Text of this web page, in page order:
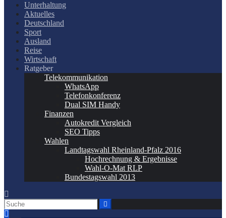
Unterhaltung
Aktuelles
Deutschland
Sport
Ausland
Reise
Wirtschaft
Ratgeber
Telekommunikation
WhatsApp
Telefonkonferenz
Dual SIM Handy
Finanzen
Autokredit Vergleich
SEO Tipps
Wahlen
Landtagswahl Rheinland-Pfalz 2016
Hochrechnung & Ergebnisse
Wahl-O-Mat RLP
Bundestagswahl 2013